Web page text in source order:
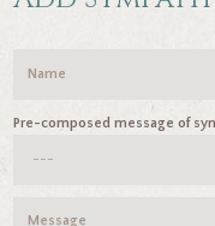
Pre-composed message of